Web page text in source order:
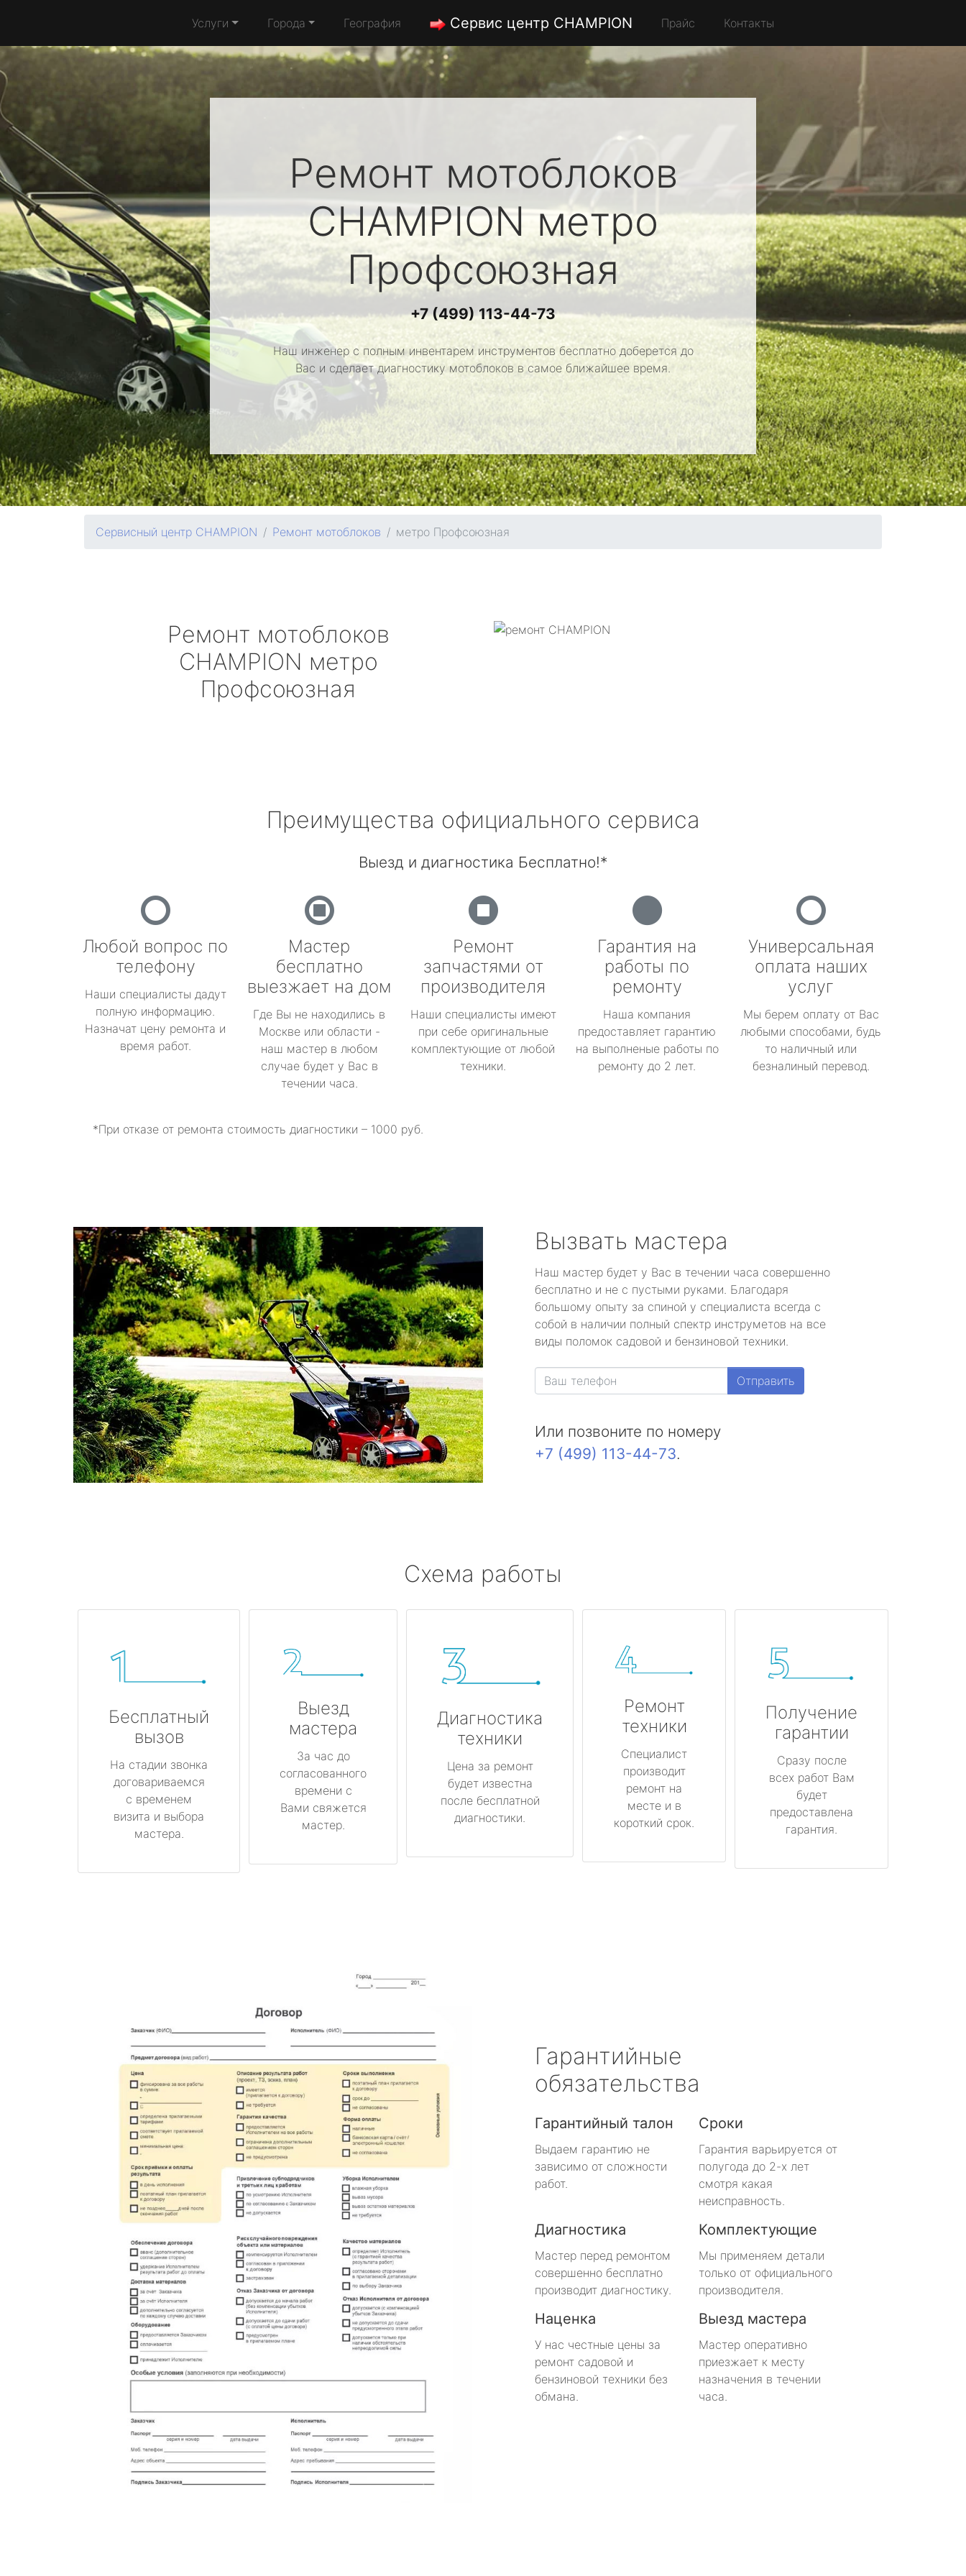
Услуги Города География Сервис центр CHAMPION Прайс Контакты
Ремонт мотоблоков
CHAMPIONметро
Профсоюзная
+7 (499) 113-44-73
Наш инженер с полным инвентарем инструментов бесплатно доберется до
Вас и сделает диагностику мотоблоков в самое ближайшее время.
Сервисный центр CHAMPION Ремонт мотоблоков метро Профсоюзная
Ремонт мотоблоков
CHAMPION метро
Профсоюзная
Преимущества официального сервиса
Выезд и диагностика Бесплатно!*
Любой вопрос по
телефону
Наши специалисты дадут
полную информацию.
Назначат цену ремонта и
время работ.
Мастер
бесплатно
выезжает на дом
Где Вы не находились в
Москве или области -
наш мастер в любом
случае будет у Вас в
течении часа.
Ремонт
запчастями от
производителя
Наши специалисты имеют
при себе оригинальные
комплектующие от любой
техники.
Гарантия на
работы по
ремонту
Наша компания
предоставляет гарантию
на выполненые работы по
ремонту до 2 лет.
Универсальная
оплата наших
услуг
Мы берем оплату от Вас
любыми способами, будь
то наличный или
безналиный перевод.
*При отказе от ремонта стоимость диагностики – 1000 руб.
Вызвать мастера
Наш мастер будет у Вас в течении часа совершенно
бесплатно и не с пустыми руками. Благодаря
большому опыту за спиной у специалиста всегда с
собой в наличии полный спектр инструметов на все
виды поломок садовой и бензиновой техники.
Отправить
Или позвоните по номеру
+7 (499) 113-44-73.
Схема работы
Бесплатный
вызов
На стадии звонка
договариваемся
с временем
визита и выбора
мастера.
Выезд
мастера
За час до
согласованного
времени с
Вами свяжется
мастер.
Диагностика
техники
Цена за ремонт
будет известна
после бесплатной
диагностики.
Ремонт
техники
Специалист
производит
ремонт на
месте и в
короткий срок.
Получение
гарантии
Сразу после
всех работ Вам
будет
предоставлена
гарантия.
Гарантийные
обязательства
Гарантийный талон
Выдаем гарантию не
зависимо от сложности
работ.
Сроки
Гарантия варьируется от
полугода до 2-х лет
смотря какая
неисправность.
Диагностика
Мастер перед ремонтом
совершенно бесплатно
производит диагностику.
Комплектующие
Мы применяем детали
только от официального
производителя.
Наценка
У нас честные цены за
ремонт садовой и
бензиновой техники без
обмана.
Выезд мастера
Мастер оперативно
приезжает к месту
назначения в течении
часа.